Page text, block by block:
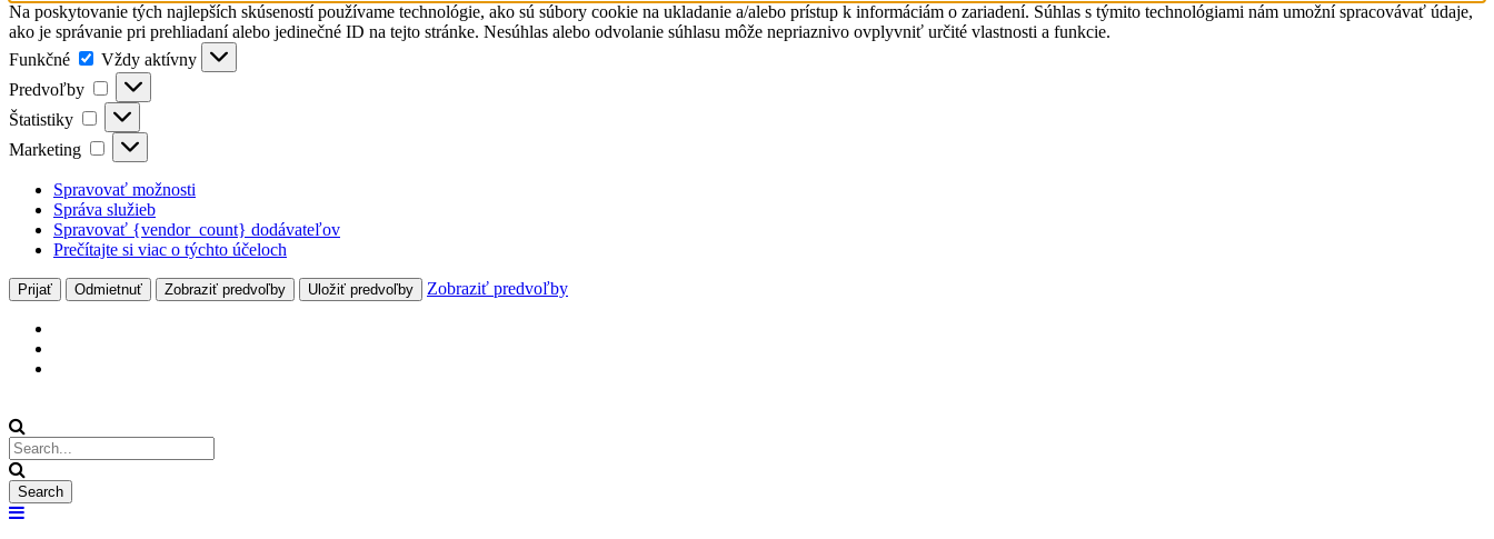
Na poskytovanie tých najlepších skúseností používame technológie, ako sú súbory cookie na ukladanie a/alebo prístup k informáciám o zariadení. Súhlas s týmito technológiami nám umožní spracovávať údaje,
ako je správanie pri prehliadaní alebo jedinečné ID na tejto stránke. Nesúhlas alebo odvolanie súhlasu môže nepriaznivo ovplyvniť určité vlastnosti a funkcie.
Funkčné
Funkčné
Vždy aktívny
Predvoľby
Predvoľby
Štatistiky Štatistiky
Marketing Marketing
Spravovať možnosti
Správa služieb
Spravovať {vendor_count} dodávateľov
Prečítajte si viac o týchto účeloch
Prijať Odmietnuť Zobraziť predvoľby Uložiť predvoľby Zobraziť predvoľby